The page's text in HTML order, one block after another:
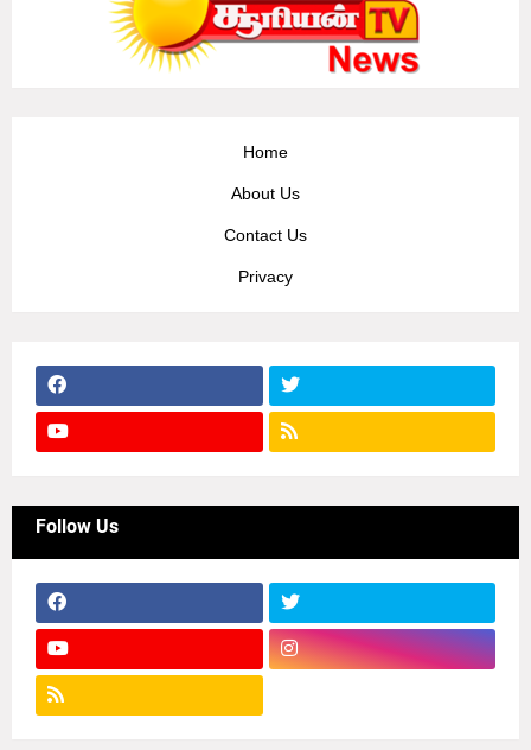
Home
About Us
Contact Us
Privacy
Follow Us